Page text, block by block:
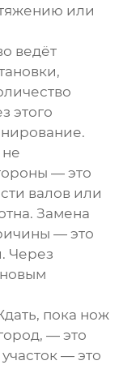
или
ведёт
этого
— это
валов или
Замена
— это
Через
пока нож
— это
— это